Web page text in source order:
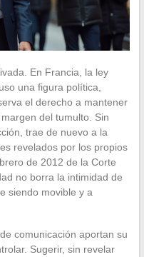
En Francia, la ley
una figura política,
el derecho a mantener
del tumulto. Sin
trae de nuevo a la
revelados por los propios
de 2012 de la Corte
no borra la intimidad de
siendo movible y a
comunicación aportan su
Sugerir, sin revelar